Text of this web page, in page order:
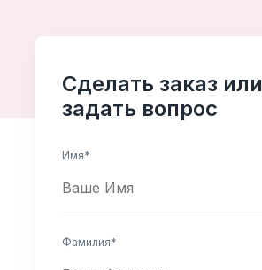
Сделать заказ или
задать вопрос
Имя*
Фамилия*